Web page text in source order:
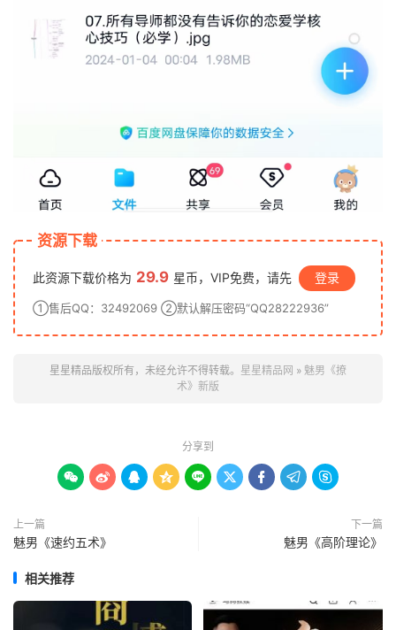
资源下载
此资源下载价格为 29.9 星币，VIP免费，请先 登录
①售后QQ：32492069 ②默认解压密码“QQ28222936”
星星精品版权所有，未经允许不得转载。 星星精品网 » 魅男《撩
术》新版
分享到
        
上一篇
魅男《速约五术》
下一篇
魅男《高阶理论》
相关推荐